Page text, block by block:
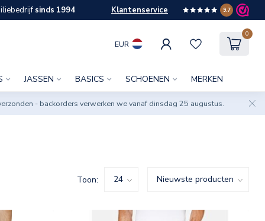
sinds 1994 Klantenservice 9.7
EUR
0
JASSEN BASICS SCHOENEN MERKEN
- backorders verwerken we vanaf dinsdag 25 augustus.
Toon: